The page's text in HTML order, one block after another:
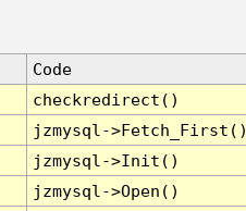
Code
checkredirect()
jzmysql-
jzmysql->Init()
jzmysql->Open()